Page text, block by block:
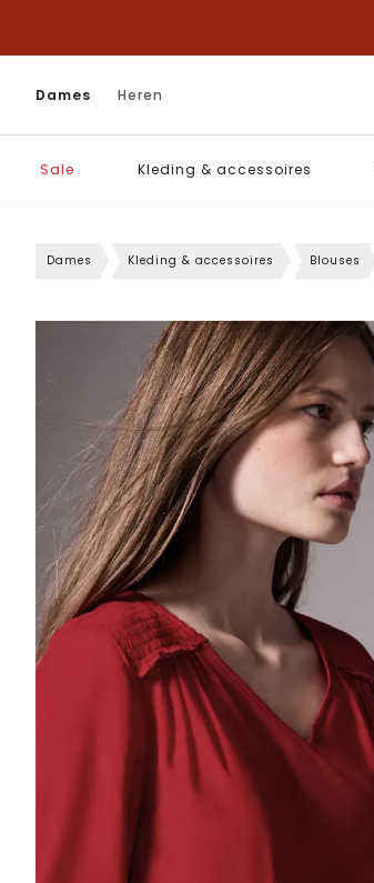
Dames Heren
Sale Kleding & accessoires
Dames Kleding & accessoires Blouses